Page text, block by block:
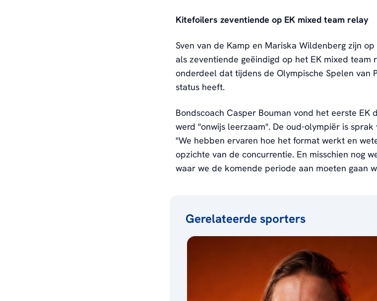
Kitefoilers zeventiende op EK mixed team relay
Sven van de Kamp en Mariska Wildenberg zijn
als zeventiende geëindigd op het EK mixed team
onderdeel dat tijdens de Olympische Spelen van
status heeft.
Bondscoach Casper Bouman vond het eerste EK
werd "onwijs leerzaam". De oud-olympiër is sprak
"We hebben ervaren hoe het format werkt en
opzichte van de concurrentie. En misschien nog
waar we de komende periode aan moeten gaan
Gerelateerde sporters